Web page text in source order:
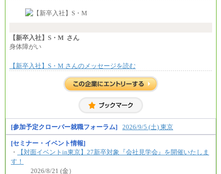
①月給：270,000円～320,000円
⑤⑥月給：225,000円～300,000円
※試用期間中も給与に変更はございません。
【新卒入社】S・M さん
身体障がい
【新卒入社】S・M さんのメッセージを読む
[参加予定クローバー就職フォーラム] 2026/9/5 (土) 東京
[セミナー・イベント情報]
・
【対面イベントin東京】27新卒対象『会社見学会』を開催いたしま
す！
2026/8/21 (金）